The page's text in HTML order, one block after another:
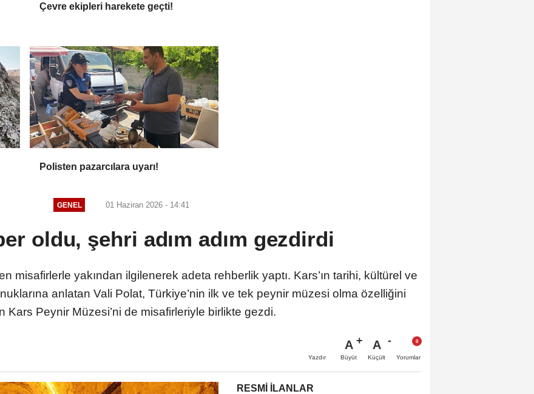
Çevre ekipleri harekete geçti!
Polisten pazarcılara uyarı!
GENEL 01 Haziran 2026 - 14:41
oldu, şehri adım adım gezdirdi
misafirlerle yakından ilgilenerek adeta rehberlik yaptı. Kars’ın tarihi, kültürel ve
anlatan Vali Polat, Türkiye’nin ilk ve tek peynir müzesi olma özelliğini
Kars Peynir Müzesi’ni de misafirleriyle birlikte gezdi.
Yazdır
A
Büyüt
A
Küçült Yorumlar
RESMİ İLANLAR